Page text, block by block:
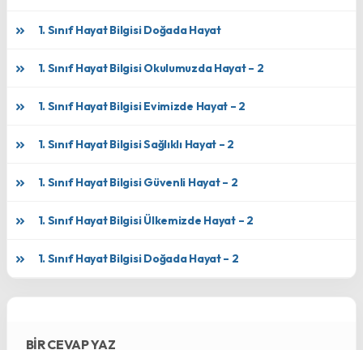
1. Sınıf Hayat Bilgisi Doğada Hayat
1. Sınıf Hayat Bilgisi Okulumuzda Hayat – 2
1. Sınıf Hayat Bilgisi Evimizde Hayat – 2
1. Sınıf Hayat Bilgisi Sağlıklı Hayat – 2
1. Sınıf Hayat Bilgisi Güvenli Hayat – 2
1. Sınıf Hayat Bilgisi Ülkemizde Hayat – 2
1. Sınıf Hayat Bilgisi Doğada Hayat – 2
BIR CEVAP YAZ